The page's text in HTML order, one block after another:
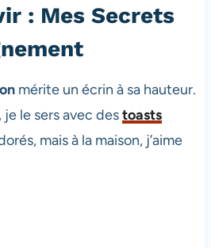
: Mes Secrets
mérite un écrin à sa hauteur.
le sers avec destoasts
mais à la maison, j’aime